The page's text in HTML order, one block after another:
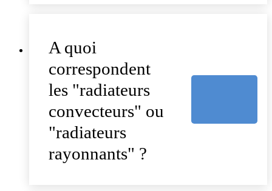
A quoi
correspondent
les "radiateurs
convecteurs" ou
"radiateurs
rayonnants" ?